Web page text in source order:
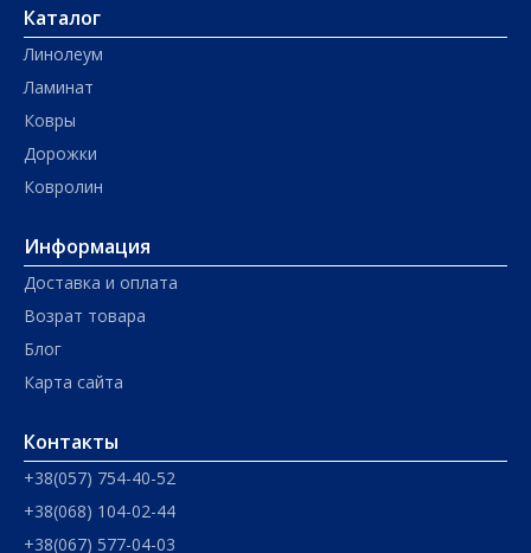
Каталог
Линолеум
Ламинат
Ковры
Дорожки
Ковролин
Информация
Доставка и оплата
Возрат товара
Блог
Карта сайта
Контакты
+38(057) 754-40-52
+38(068) 104-02-44
+38(067) 577-04-03